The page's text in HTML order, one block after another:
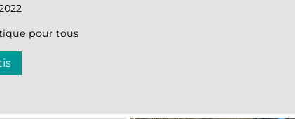
pour tous